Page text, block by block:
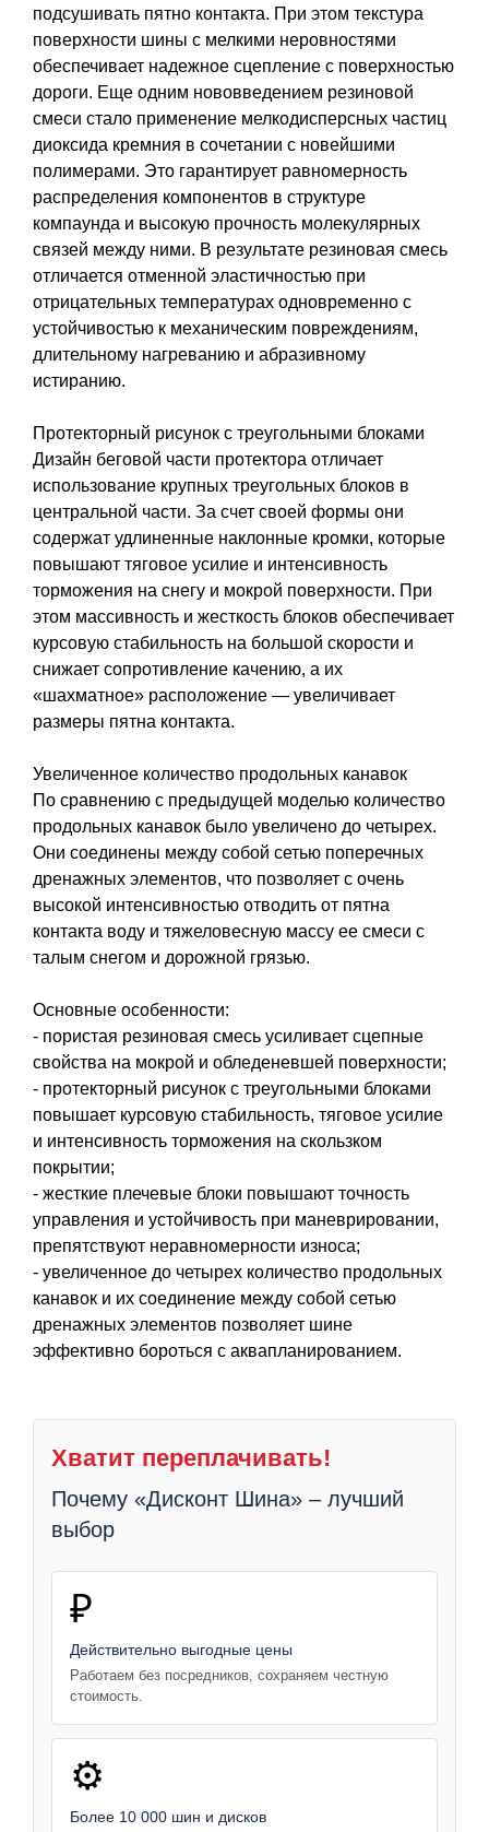
подсушивать пятно контакта. При этом текстура
поверхности шины с мелкими неровностями
обеспечивает надежное сцепление с поверхностью
дороги. Еще одним нововведением резиновой
смеси стало применение мелкодисперсных частиц
диоксида кремния в сочетании с новейшими
полимерами. Это гарантирует равномерность
распределения компонентов в структуре
компаунда и высокую прочность молекулярных
связей между ними. В результате резиновая смесь
отличается отменной эластичностью при
отрицательных температурах одновременно с
устойчивостью к механическим повреждениям,
длительному нагреванию и абразивному
истиранию.
Протекторный рисунок с треугольными блоками
Дизайн беговой части протектора отличает
использование крупных треугольных блоков в
центральной части. За счет своей формы они
содержат удлиненные наклонные кромки, которые
повышают тяговое усилие и интенсивность
торможения на снегу и мокрой поверхности. При
этом массивность и жесткость блоков обеспечивает
курсовую стабильность на большой скорости и
снижает сопротивление качению, а их
«шахматное» расположение — увеличивает
размеры пятна контакта.
Увеличенное количество продольных канавок
По сравнению с предыдущей моделью количество
продольных канавок было увеличено до четырех.
Они соединены между собой сетью поперечных
дренажных элементов, что позволяет с очень
высокой интенсивностью отводить от пятна
контакта воду и тяжеловесную массу ее смеси с
талым снегом и дорожной грязью.
Основные особенности:
- пористая резиновая смесь усиливает сцепные
свойства на мокрой и обледеневшей поверхности;
- протекторный рисунок с треугольными блоками
повышает курсовую стабильность, тяговое усилие
и интенсивность торможения на скользком
покрытии;
- жесткие плечевые блоки повышают точность
управления и устойчивость при маневрировании,
препятствуют неравномерности износа;
- увеличенное до четырех количество продольных
канавок и их соединение между собой сетью
дренажных элементов позволяет шине
эффективно бороться с аквапланированием.
Хватит переплачивать!
Почему «Дисконт Шина» – лучший
выбор
₽
Действительно выгодные цены
Работаем без посредников, сохраняем честную
стоимость.
⚙️
Более 10 000 шин и дисков